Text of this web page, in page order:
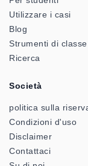
Utilizzare i casi
Blog
Strumenti di classe
Ricerca
Società
politica sulla
Condizioni d'uso
Disclaimer
Contattaci